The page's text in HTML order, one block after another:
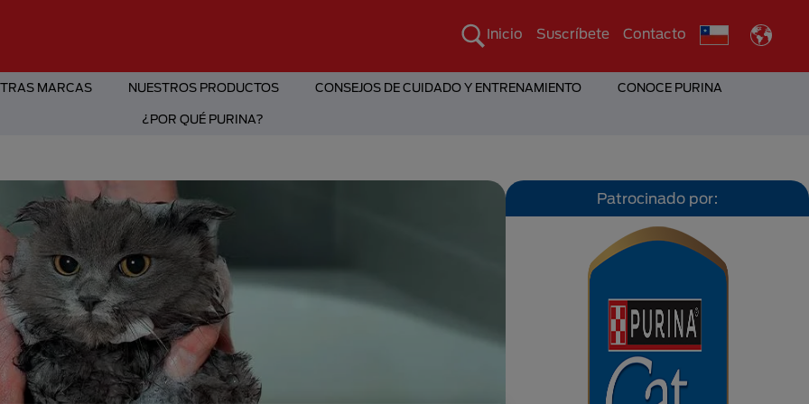
Inicio Suscríbete Contacto
MARCAS NUESTROS PRODUCTOS CONSEJOS DE CUIDADO Y ENTRENAMIENTO CONOCE PURINA
¿POR QUÉ PURINA?
Patrocinado por: